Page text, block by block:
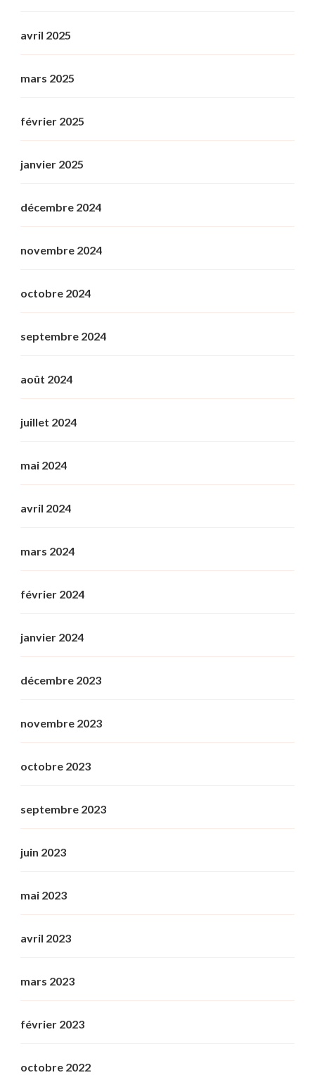
avril 2025
mars 2025
février 2025
janvier 2025
décembre 2024
novembre 2024
octobre 2024
septembre 2024
août 2024
juillet 2024
mai 2024
avril 2024
mars 2024
février 2024
janvier 2024
décembre 2023
novembre 2023
octobre 2023
septembre 2023
juin 2023
mai 2023
avril 2023
mars 2023
février 2023
octobre 2022